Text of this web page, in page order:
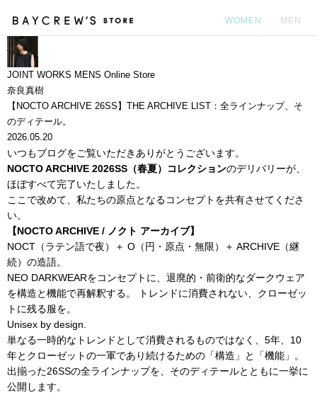
WOMEN MEN
JOINT WORKS MENS Online Store
奈良真樹
【NOCTO ARCHIVE 26SS】THE ARCHIVE LIST：全ラインナップ、そ
のディテール。
2026.05.20
いつもブログをご覧いただきありがとうございます。
NOCTO ARCHIVE 2026SS（春夏）コレクションのデリバリーが、
ほぼすべて完了いたしました。
ここで改めて、私たちの原点となるコンセプトを共有させてくださ
い。
【NOCTO ARCHIVE / ノクト アーカイブ】
NOCT（ラテン語で夜）＋ O（円・原点・無限）＋ ARCHIVE（継
続）の造語。
NEO DARKWEARをコンセプトに、退廃的・前衛的なダークウェア
を構造と機能で再解釈する。 トレンドに消費されない、クローゼッ
トに残る服を。
Unisex by design.
単なる一時的なトレンドとして消費されるものではなく、5年、10
年とクローゼットの一軍であり続けるための「構造」と「機能」。
出揃った26SSの全ラインナップを、そのディテールとともに一挙に
公開します。